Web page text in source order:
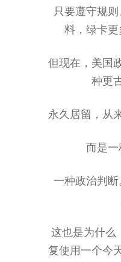
只要遵守规
料，绿卡
但现在，美国
种更
永久居留，从
而是一
一种政治判
这也是为什么
复使用一个今